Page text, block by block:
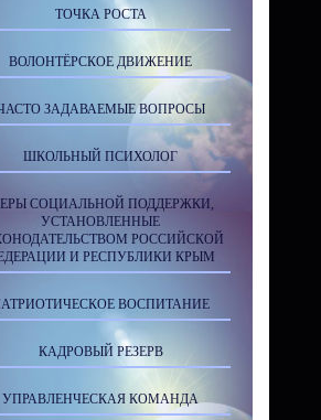
ТОЧКА РОСТА
ВОЛОНТЁРСКОЕ ДВИЖЕНИЕ
ЗАДАВАЕМЫЕ ВОПРОСЫ
ШКОЛЬНЫЙ ПСИХОЛОГ
СОЦИАЛЬНОЙ ПОДДЕРЖКИ,
УСТАНОВЛЕННЫЕ
РОССИЙСКОЙ
И РЕСПУБЛИКИ КРЫМ
ВОСПИТАНИЕ
КАДРОВЫЙ РЕЗЕРВ
УПРАВЛЕНЧЕСКАЯ КОМАНДА